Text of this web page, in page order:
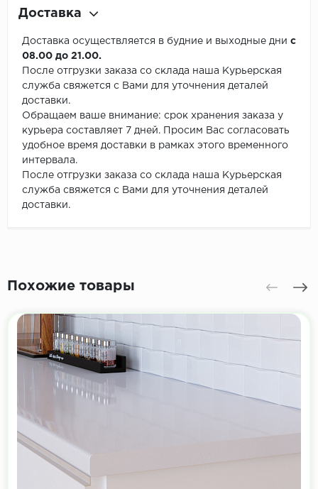
Доставка
Доставка осуществляется в будние и выходные дни с
08.00 до 21.00.
После отгрузки заказа со склада наша Курьерская
служба свяжется с Вами для уточнения деталей
доставки.
Обращаем ваше внимание: срок хранения заказа у
курьера составляет 7 дней. Просим Вас согласовать
удобное время доставки в рамках этого временного
интервала.
После отгрузки заказа со склада наша Курьерская
служба свяжется с Вами для уточнения деталей
доставки.
Похожие товары